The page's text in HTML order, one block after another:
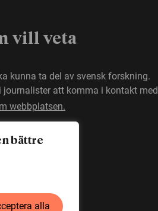
bättre
alla
vill veta
kunna ta del av svensk forskning.
journalister att komma i kontakt med
webbplatsen.